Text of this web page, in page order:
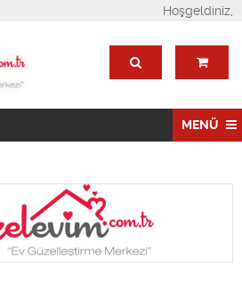
Hoşgeldiniz,
MENÜ